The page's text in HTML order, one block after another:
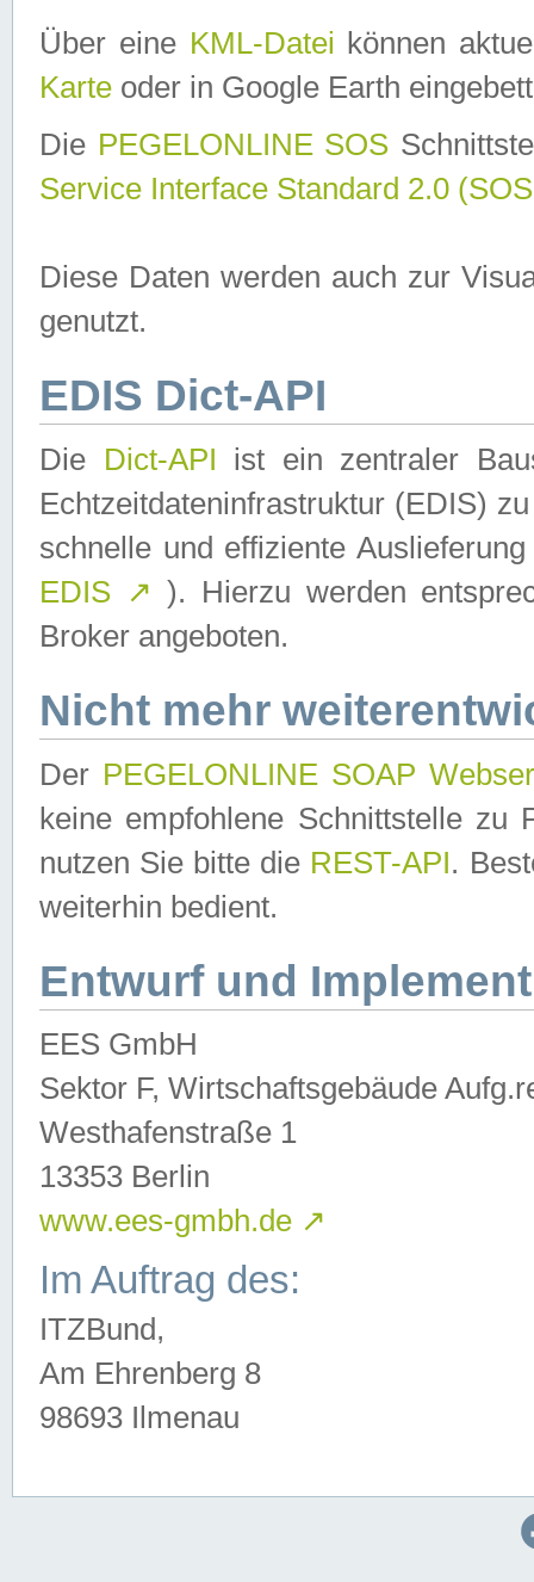
Über eine KML-Datei können
Karte oder in Google Earth
Die PEGELONLINE SOS
Service Interface Standard 2.0
Diese Daten werden auch zur
genutzt.
EDIS Dict-API
Die Dict-API ist ein zentraler
Echtzeitdateninfrastruktur (EDIS)
schnelle und effiziente
EDIS ↗ ). Hierzu werden
Broker angeboten.
Nicht mehr
Der PEGELONLINE SOAP
keine empfohlene Schnittstelle zu
nutzen Sie bitte die REST-API.
weiterhin bedient.
Entwurf und
EES GmbH
Sektor F, Wirtschaftsgebäude
Westhafenstraße 1
13353 Berlin
www.ees-gmbh.de ↗
Im Auftrag des:
ITZBund,
Am Ehrenberg 8
98693 Ilmenau